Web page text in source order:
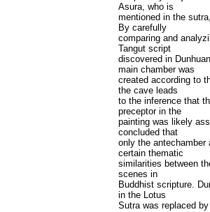
Asura, who is
mentioned in the
By carefully
comparing and
Tangut script
discovered in
main chamber was
created according to
the cave leads
to the inference that
preceptor in the
painting was likely
concluded that
only the antechamber
certain thematic
similarities between
scenes in
Buddhist scripture.
in the Lotus
Sutra was replaced